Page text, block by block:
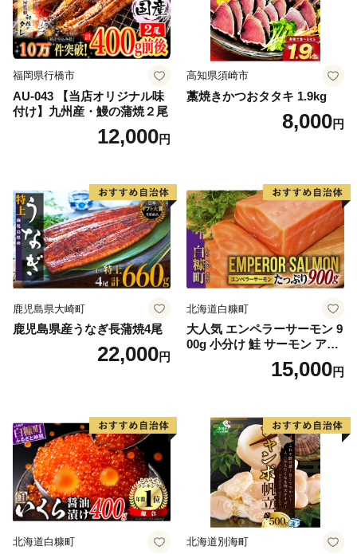
福岡県行橋市
AU-043 【当店オリジナル味
付け】九州産・鰻の蒲焼２尾
12,000円
高知県須崎市
藁焼きかつおタタキ 1.9kg
8,000円
鹿児島県大崎町
鹿児島県産うなぎ長蒲焼4尾
22,000円
北海道白糠町
大人気 エンペラーサーモン 9
00g 小分け 鮭 サーモン アト
ランティックサーモン 水産
庁長官賞 受賞 さけ シャケ し
満足 美味しい 贈答 生食用 刺
身 お刺身 刺し身 魚介類 海鮮
冷凍 厚切り 薄切り ふるさと
納税 ふるさとチョイス チョ
イス 北海道 白糠町
15,000円
北海道白糠町 北海道別海町